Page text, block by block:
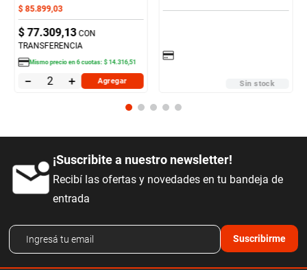
$ 85.899,03
$ 77.309,13 CON
TRANSFERENCIA
Mismo precio en6cuotas:$ 14.316,51
＋
－ Agregar Sin stock
¡Suscribite a nuestro newsletter!
Recibí las ofertas y novedades en tu bandeja de
entrada
Suscribirme